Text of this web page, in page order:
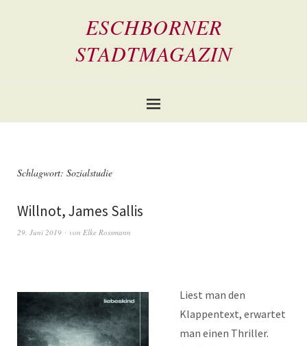
ESCHBORNER
STADTMAGAZIN
Schlagwort: Sozialstudie
Willnot, James Sallis
29. Juni 2019 von Elke Rossmann
Liest man den
Klappentext, erwartet
man einen Thriller.